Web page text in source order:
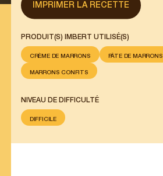
IMPRIMER LA RECETTE
PRODUIT(S) IMBERT UTILISÉ(S)
CRÈME DE MARRONS PÂTE DE MARRONS
MARRONS CONFITS
NIVEAU DE DIFFICULTÉ
DIFFICILE